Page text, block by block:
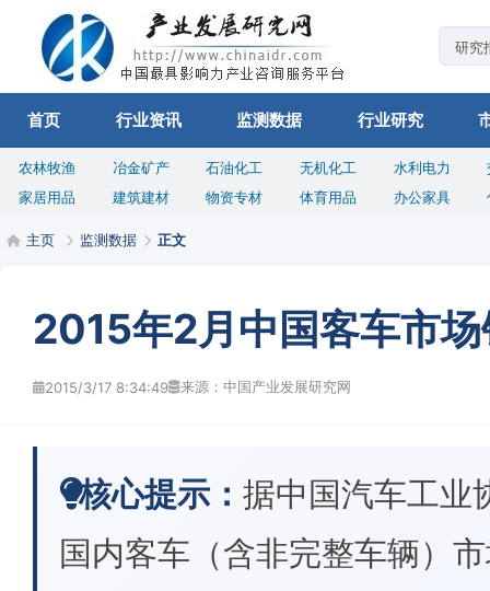
首页 行业资讯 监测数据 行业研究
农林牧渔 冶金矿产 石油化工 无机化工 水利电力
家居用品
建筑建材 物资专材 体育用品 办公家具
主页 监测数据 正文
2015年2月中国客车市
2015/3/17 8:34:49 来源：中国产业发展研究网
核心提示： 据中国汽车工业
国内客车（含非完整车辆）